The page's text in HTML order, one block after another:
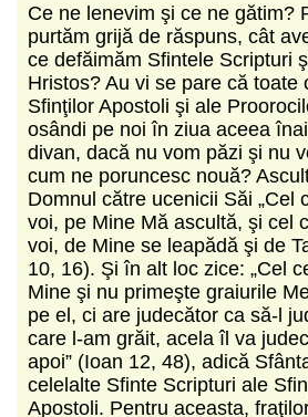
Ce ne lenevim şi ce ne gătim?
purtăm grijă de răspuns, cât
ce defăimăm Sfintele Scripturi
Hristos? Au vi se pare că toate
Sfinţilor Apostoli şi ale
osândi pe noi în ziua aceea
divan, dacă nu vom păzi şi nu
cum ne poruncesc nouă?
Domnul către ucenicii Săi „Cel
voi, pe Mine Mă ascultă, şi cel
voi, de Mine se leapădă şi de
10, 16). Şi în alt loc zice: „Cel
Mine şi nu primeşte graiurile
pe el, ci are judecător ca să-l
care l-am grăit, acela îl va
apoi” (Ioan 12, 48), adică
celelalte Sfinte Scripturi ale
Apostoli. Pentru aceasta,